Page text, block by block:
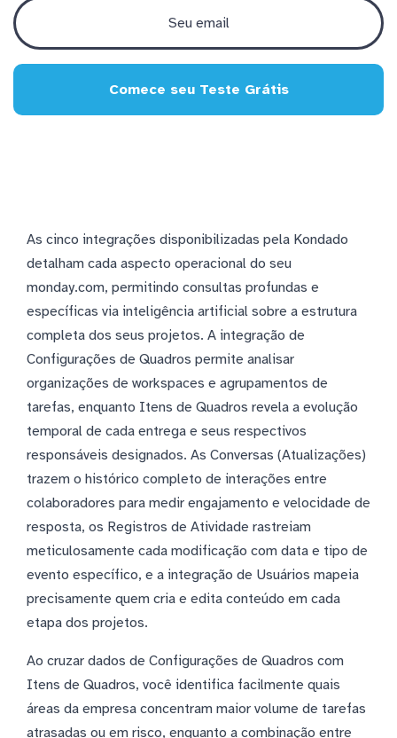
Comece seu Teste Grátis
As cinco integrações disponibilizadas pela Kondado
detalham cada aspecto operacional do seu
monday.com, permitindo consultas profundas e
específicas via inteligência artificial sobre a estrutura
completa dos seus projetos. A integração de
Configurações de Quadros permite analisar
organizações de workspaces e agrupamentos de
tarefas, enquanto Itens de Quadros revela a evolução
temporal de cada entrega e seus respectivos
responsáveis designados. As Conversas (Atualizações)
trazem o histórico completo de interações entre
colaboradores para medir engajamento e velocidade de
resposta, os Registros de Atividade rastreiam
meticulosamente cada modificação com data e tipo de
evento específico, e a integração de Usuários mapeia
precisamente quem cria e edita conteúdo em cada
etapa dos projetos.
Ao cruzar dados de Configurações de Quadros com
Itens de Quadros, você identifica facilmente quais
áreas da empresa concentram maior volume de tarefas
atrasadas ou em risco, enquanto a combinação entre